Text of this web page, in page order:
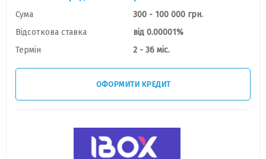
Сума
300 - 100 000 грн.
Відсоткова ставка
від 0.00001%
Термін
2 - 36 міс.
ОФОРМИТИ КРЕДИТ